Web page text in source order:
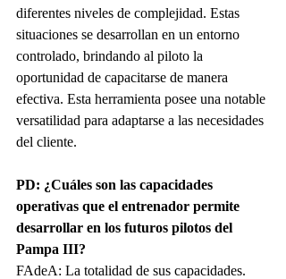
diferentes niveles de complejidad. Estas
situaciones se desarrollan en un entorno
controlado, brindando al piloto la
oportunidad de capacitarse de manera
efectiva. Esta herramienta posee una notable
versatilidad para adaptarse a las necesidades
del cliente.
PD: ¿Cuáles son las capacidades
operativas que el entrenador permite
desarrollar en los futuros pilotos del
Pampa III?
FAdeA: La totalidad de sus capacidades.